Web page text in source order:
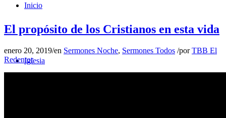
Inicio
Iglesia
El propósito de los Cristianos en esta vida
enero 20, 2019/en Sermones Noche, Sermones Todos /porTBB El
Redentor